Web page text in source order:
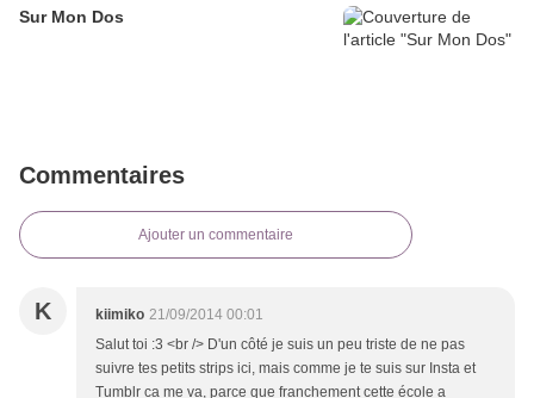
Sur Mon Dos
Commentaires
Ajouter un commentaire
K kiimiko 21/09/2014 00:01
Salut toi :3 <br /> D'un côté je suis un peu triste de ne pas
suivre tes petits strips ici, mais comme je te suis sur Insta et
Tumblr ca me va, parce que franchement cette école a